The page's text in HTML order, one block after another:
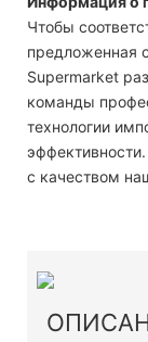
Чтобы
предложенная
Supermarket
команды
технологии
с качеством